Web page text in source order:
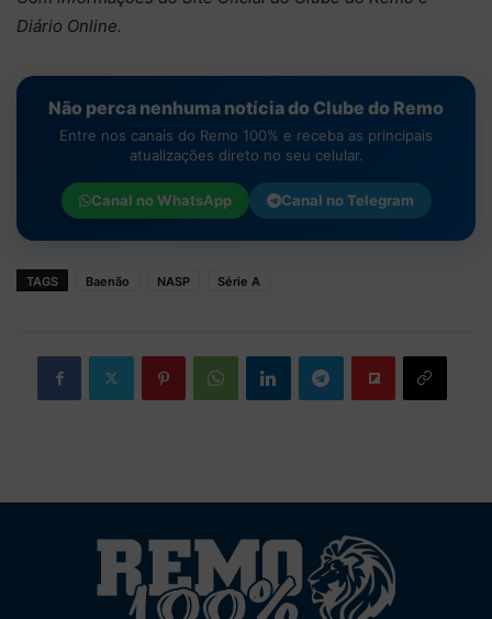
Diário Online.
Não perca nenhuma notícia do Clube do Remo
Entre nos canais do Remo 100% e receba as principais
atualizações direto no seu celular.
Canal noWhatsApp Canal noTelegram
TAGS Baenão NASP Série A